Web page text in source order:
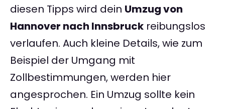
diesen Tipps wird dein Umzug von
Hannover nach Innsbruck reibungslos
verlaufen. Auch kleine Details, wie zum
Beispiel der Umgang mit
Zollbestimmungen, werden hier
angesprochen. Ein Umzug sollte kein